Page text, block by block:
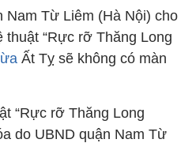
Nam Từ Liêm (Hà Nội) cho
“Rực rỡ Thăng Long
Ất Tỵ sẽ không có màn
“Rực rỡ Thăng Long
do UBND quận Nam Từ